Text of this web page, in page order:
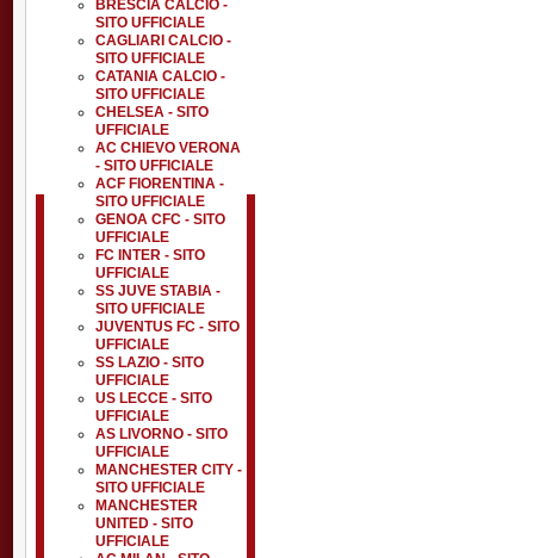
BRESCIA CALCIO -
SITO UFFICIALE
CAGLIARI CALCIO -
SITO UFFICIALE
CATANIA CALCIO -
SITO UFFICIALE
CHELSEA - SITO
UFFICIALE
AC CHIEVO VERONA
- SITO UFFICIALE
ACF FIORENTINA -
SITO UFFICIALE
GENOA CFC - SITO
UFFICIALE
FC INTER - SITO
UFFICIALE
SS JUVE STABIA -
SITO UFFICIALE
JUVENTUS FC - SITO
UFFICIALE
SS LAZIO - SITO
UFFICIALE
US LECCE - SITO
UFFICIALE
AS LIVORNO - SITO
UFFICIALE
MANCHESTER CITY -
SITO UFFICIALE
MANCHESTER
UNITED - SITO
UFFICIALE